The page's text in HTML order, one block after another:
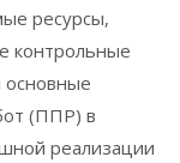
ресурсы,
контрольные
основные
(ППР) в
реализации